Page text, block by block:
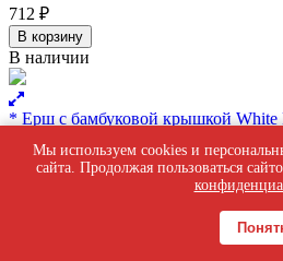
712 ₽
В корзину
В наличии
* Ерш с бамбуковой крышкой White
899 ₽
В корзину
* Ерш с бамбуковой крышкой Dark
Мы используем cookies и
сайта. Продолжая пользоваться